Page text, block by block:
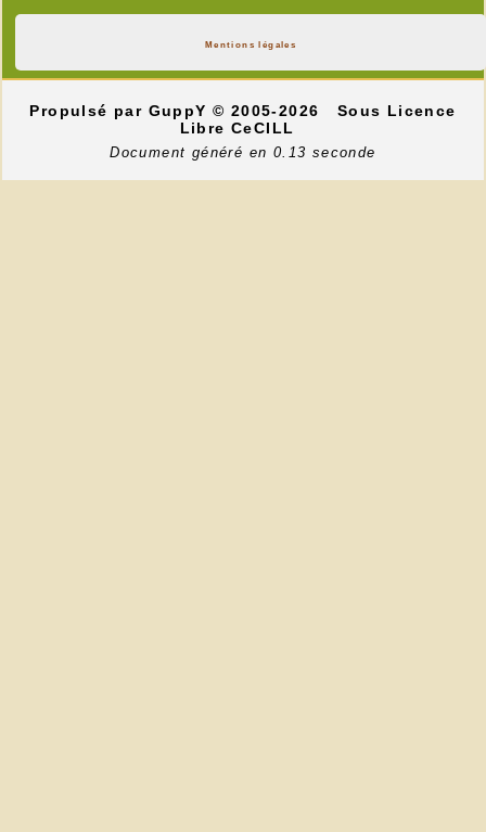
Mentions légales
Propulsé par GuppY© 2005-2026
Sous Licence
Libre CeCILL
Document généré en 0.13 seconde